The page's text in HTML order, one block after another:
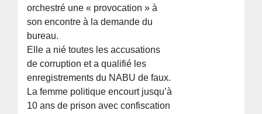
orchestré une « provocation » à
son encontre à la demande du
bureau.
Elle a nié toutes les accusations
de corruption et a qualifié les
enregistrements du NABU de faux.
La femme politique encourt jusqu’à
10 ans de prison avec confiscation